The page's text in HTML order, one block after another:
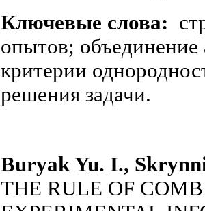
Ключевые слова:
опытов;
критерии
решения задачи.
Buryak Yu. I.,
THE RULE OF